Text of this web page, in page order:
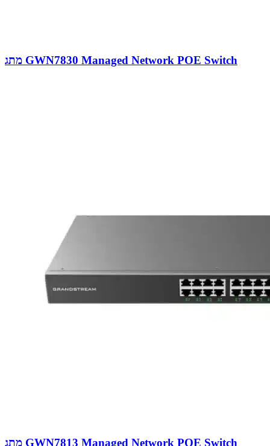
מתג GWN7830 Managed Network POE Switch
מתג GWN7813 Managed Network POE Switch